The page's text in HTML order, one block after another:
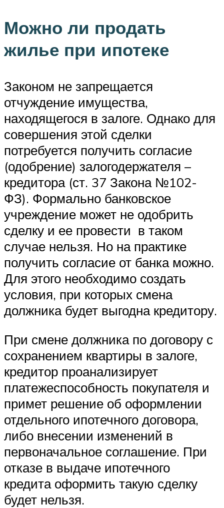
Можно ли продать
жилье при ипотеке
Законом не запрещается
отчуждение имущества,
находящегося в залоге. Однако для
совершения этой сделки
потребуется получить согласие
(одобрение) залогодержателя –
кредитора (ст. 37 Закона №102-
ФЗ). Формально банковское
учреждение может не одобрить
сделку и ее провести в таком
случае нельзя. Но на практике
получить согласие от банка можно.
Для этого необходимо создать
условия, при которых смена
должника будет выгодна кредитору.
При смене должника по договору с
сохранением квартиры в залоге,
кредитор проанализирует
платежеспособность покупателя и
примет решение об оформлении
отдельного ипотечного договора,
либо внесении изменений в
первоначальное соглашение. При
отказе в выдаче ипотечного
кредита оформить такую сделку
будет нельзя.